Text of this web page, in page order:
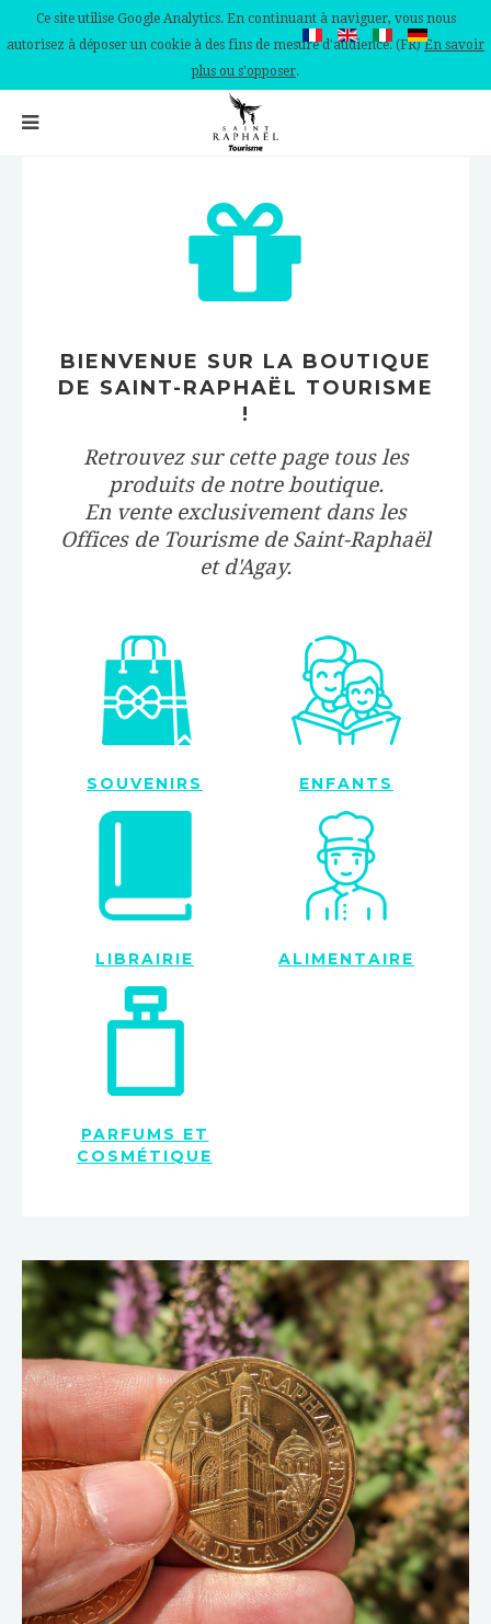
Ce site utilise Google Analytics. En continuant à naviguer, vous nous
autorisez à déposer un cookie à des fins de mesure d'audience. (FR)En savoir
plus ou s'opposer.
BIENVENUE SUR LA BOUTIQUE
DE SAINT-RAPHAËL TOURISME
!
Retrouvez sur cette page tous les
produits de notre boutique.
En vente exclusivement dans les
Offices de Tourisme de Saint-Raphaël
et d'Agay.
SOUVENIRS ENFANTS
LIBRAIRIE ALIMENTAIRE
PARFUMS ET
COSMÉTIQUE